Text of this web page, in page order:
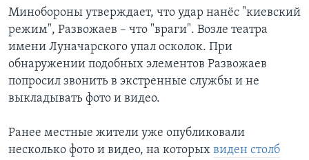
Минобороны утверждает, что удар нанёс "киевский
режим", Развожаев – что "враги". Возле театра
имени Луначарского упал осколок. При
обнаружении подобных элементов Развожаев
попросил звонить в экстренные службы и не
выкладывать фото и видео.
Ранее местные жители уже опубликовали
несколько фото и видео, на которых виден столб